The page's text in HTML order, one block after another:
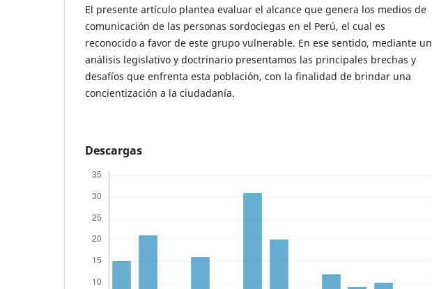
El presente artículo plantea evaluar el alcance que genera los medios de
comunicación de las personas sordociegas en el Perú, el cual es
reconocido a favor de este grupo vulnerable. En ese sentido, mediante un
análisis legislativo y doctrinario presentamos las principales brechas y
desafíos que enfrenta esta población, con la finalidad de brindar una
concientización a la ciudadanía.
Descargas